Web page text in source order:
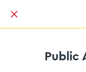
Public